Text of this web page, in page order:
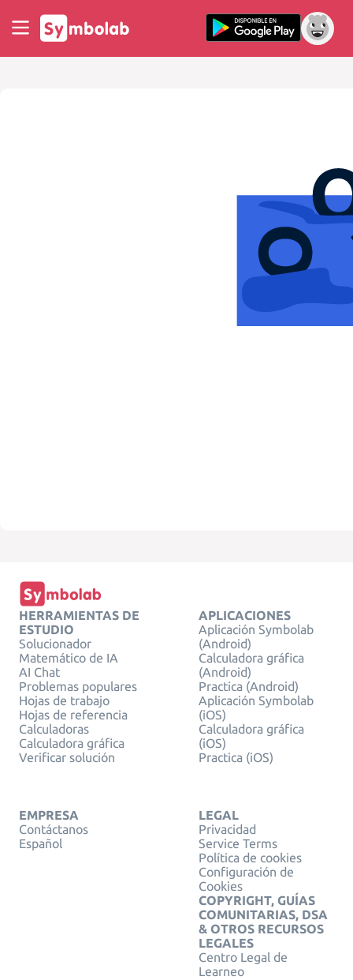
HERRAMIENTAS DE
ESTUDIO
Solucionador
Matemático de IA
AI Chat
Problemas populares
Hojas de trabajo
Hojas de referencia
Calculadoras
Calculadora gráfica
Verificar solución
APLICACIONES
Aplicación Symbolab
(Android)
Calculadora gráfica
(Android)
Practica (Android)
Aplicación Symbolab
(iOS)
Calculadora gráfica
(iOS)
Practica (iOS)
EMPRESA
Contáctanos
Español
LEGAL
Privacidad
Service Terms
Política de cookies
Configuración de
Cookies
COPYRIGHT, GUÍAS
COMUNITARIAS, DSA
& OTROS RECURSOS
LEGALES
Centro Legal de
Learneo